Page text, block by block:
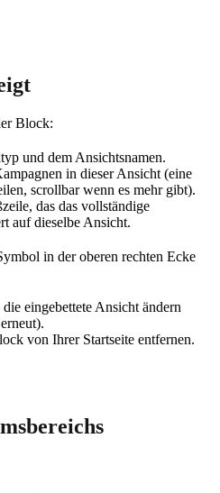
Block:
und dem Ansichtsnamen.
in dieser Ansicht (eine
scrollbar wenn es mehr gibt).
das das vollständige
auf dieselbe Ansicht.
in der oberen rechten Ecke
eingebettete Ansicht ändern
von Ihrer Startseite entfernen.